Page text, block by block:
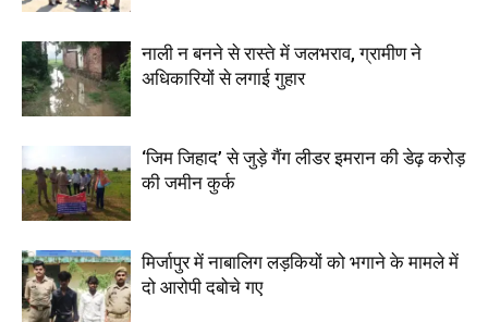
नाली न बनने से रास्ते में जलभराव, ग्रामीण ने
अधिकारियों से लगाई गुहार
‘जिम जिहाद’ से जुड़े गैंग लीडर इमरान की डेढ़ करोड़
की जमीन कुर्क
मिर्जापुर में नाबालिग लड़कियों को भगाने के मामले में
दो आरोपी दबोचे गए